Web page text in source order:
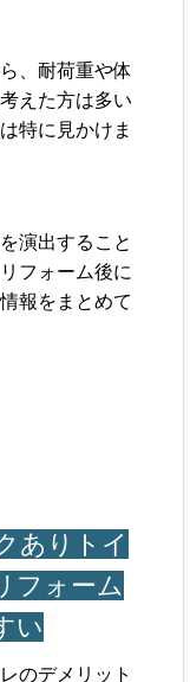
、耐荷重や体
えた方は多い
特に見かけま
演出すること
フォーム後に
報をまとめて
ありトイ
フォーム
い
のデメリット